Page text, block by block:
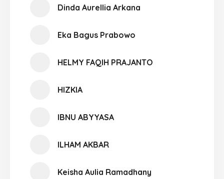
Dinda Aurellia Arkana
Eka Bagus Prabowo
HELMY FAQIH PRAJANTO
HIZKIA
IBNU ABYYASA
ILHAM AKBAR
Keisha Aulia Ramadhany